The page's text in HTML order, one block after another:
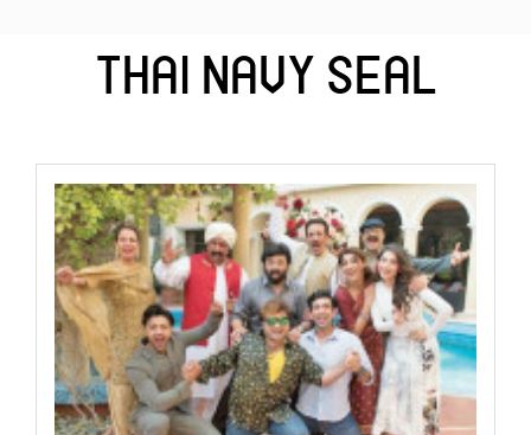
THAI NAVY SEAL